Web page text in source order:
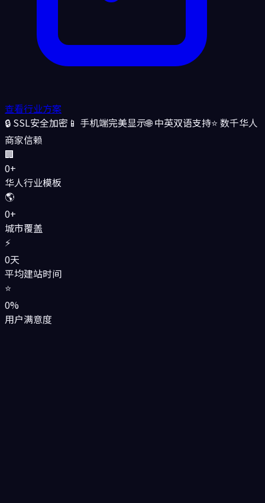
查看行业方案
🔒 SSL安全加密 📱 手机端完美显示🌐 中英双语支持⭐ 数千华人
商家信赖
🏢
0+
华人行业模板
🌎
0+
城市覆盖
⚡
0天
平均建站时间
⭐
0%
用户满意度